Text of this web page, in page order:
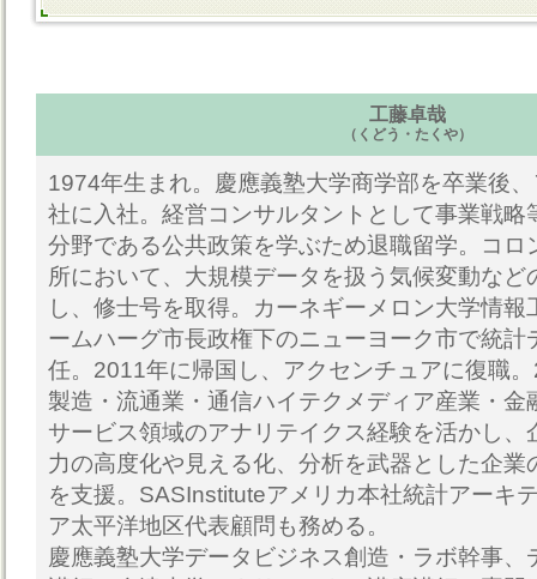
工藤卓哉
（くどう・たくや）
1974年生まれ。慶應義塾大学商学部を卒業後
社に入社。経営コンサルタントとして事業戦略
分野である公共政策を学ぶため退職留学。コロ
所において、大規模データを扱う気候変動など
し、修士号を取得。カーネギーメロン大学情
ームハーグ市長政権下のニューヨーク市で統計
任。2011年に帰国し、アクセンチュアに復職
製造・流通業・通信ハイテクメディア産業・金
サービス領域のアナリテイクス経験を活かし、
力の高度化や見える化、分析を武器とした企業
を支援。SASInstituteアメリカ本社統計アーキ
ア太平洋地区代表顧問も務める。
慶應義塾大学データビジネス創造・ラボ幹事、